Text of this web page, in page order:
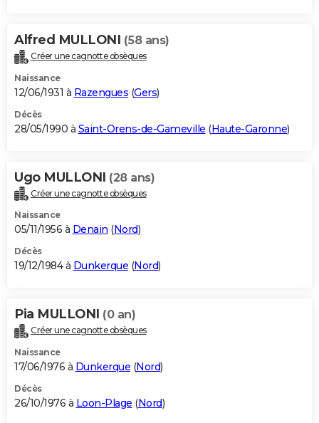
Alfred MULLONI (58 ans)
Créer une cagnotte obsèques
Naissance
12/06/1931 à Razengues (Gers)
Décès
28/05/1990 à Saint-Orens-de-Gameville (Haute-Garonne)
Ugo MULLONI (28 ans)
Créer une cagnotte obsèques
Naissance
05/11/1956 à Denain (Nord)
Décès
19/12/1984 à Dunkerque (Nord)
Pia MULLONI (0 an)
Créer une cagnotte obsèques
Naissance
17/06/1976 à Dunkerque (Nord)
Décès
26/10/1976 à Loon-Plage (Nord)